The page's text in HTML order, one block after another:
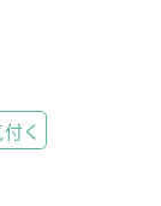
く